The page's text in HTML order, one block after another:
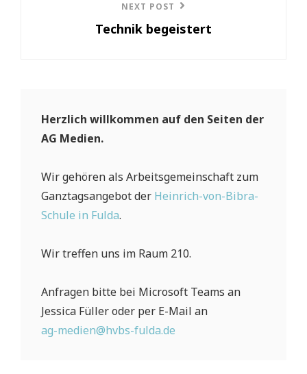
NEXT POST
Technik begeistert
Herzlich willkommen auf den Seiten der
AG Medien.
Wir gehören als Arbeitsgemeinschaft zum
Ganztagsangebot der Heinrich-von-Bibra-
Schule in Fulda.
Wir treffen uns im Raum 210.
Anfragen bitte bei Microsoft Teams an
Jessica Füller oder per E-Mail an
ag-medien@hvbs-fulda.de